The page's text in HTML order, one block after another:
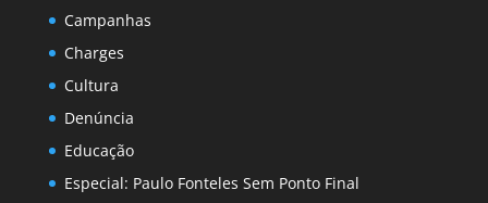
Campanhas
Charges
Cultura
Denúncia
Educação
Especial: Paulo Fonteles Sem Ponto Final